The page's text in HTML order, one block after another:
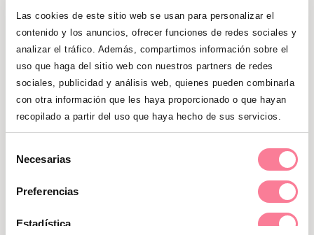
Las cookies de este sitio web se usan para personalizar el
contenido y los anuncios, ofrecer funciones de redes sociales y
analizar el tráfico. Además, compartimos información sobre el
uso que haga del sitio web con nuestros partners de redes
sociales, publicidad y análisis web, quienes pueden combinarla
con otra información que les haya proporcionado o que hayan
recopilado a partir del uso que haya hecho de sus servicios.
Necesarias
Preferencias
Estadística
matificados, tienen que destacar por
encima de todo, así que darles un toque
de brillo o iluminarlos con un tono un poco
más claro ayudándonos de un pincel,
harán que luzcan más jugosos y carnosos,
dando a nuestros labios mayor volumen.
También podemos atrevernos con tonos
dorados, y colores fuertes como el
marrón, el vino o el burdeos, aunque hay
que tener cuidado con estos últimos pues
en labios que sean demasiado finos puede